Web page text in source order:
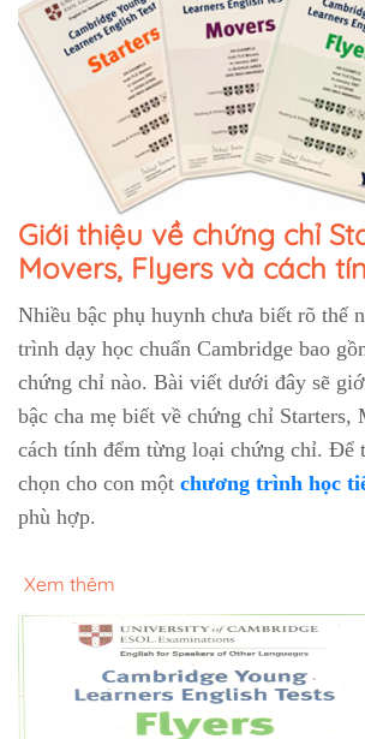
Giới thiệu về chứng chỉ
Movers, Flyers và cách
Nhiều bậc phụ huynh chưa biết rõ thế
trình dạy học chuẩn Cambridge bao
chứng chỉ nào. Bài viết dưới đây sẽ
bậc cha mẹ biết về chứng chỉ Starters,
cách tính đểm từng loại chứng chỉ. Để
chọn cho con một chương trình học
phù hợp.
Xem thêm